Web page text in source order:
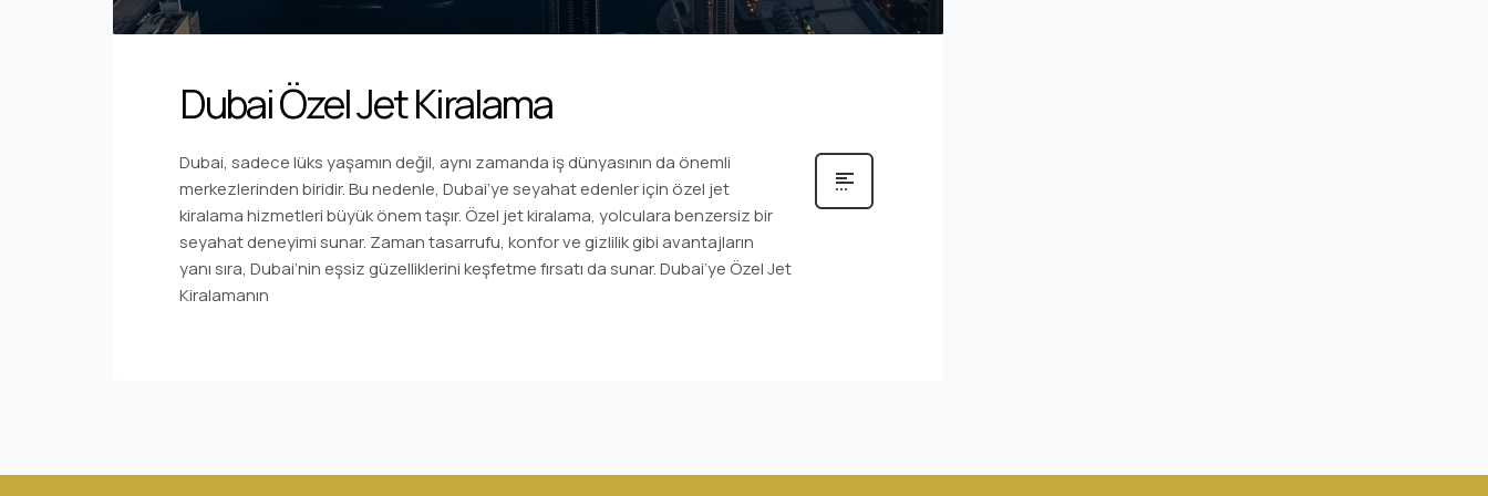
Dubai Özel Jet Kiralama
Dubai, sadece lüks yaşamın değil, aynı zamanda iş dünyasının da önemli
merkezlerinden biridir. Bu nedenle, Dubai’ye seyahat edenler için özel jet
kiralama hizmetleri büyük önem taşır. Özel jet kiralama, yolculara benzersiz bir
seyahat deneyimi sunar. Zaman tasarrufu, konfor ve gizlilik gibi avantajların
yanı sıra, Dubai’nin eşsiz güzelliklerini keşfetme fırsatı da sunar. Dubai’ye Özel Jet
Kiralamanın